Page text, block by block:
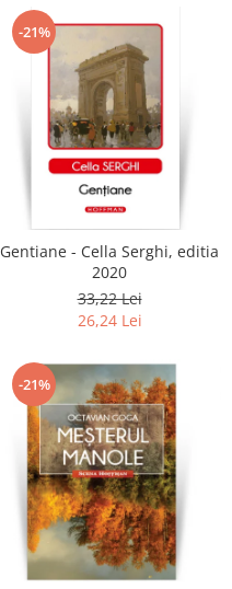
-21%
Gentiane - Cella Serghi, editia
2020
33,22 Lei
26,24 Lei
-21%